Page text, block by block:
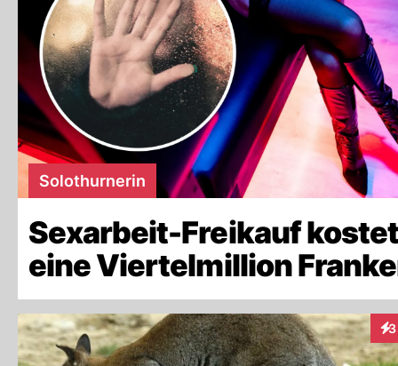
Solothurnerin
Sexarbeit-Freikauf
eine Viertelmillion
3